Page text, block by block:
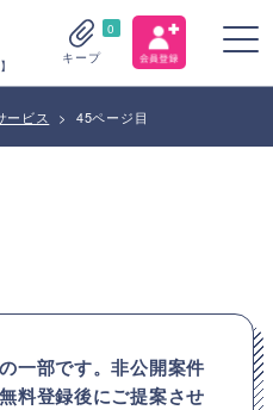
0
キープ
ービス > 45ページ目
一部です。非公開案件
無料登録後にご提案させ